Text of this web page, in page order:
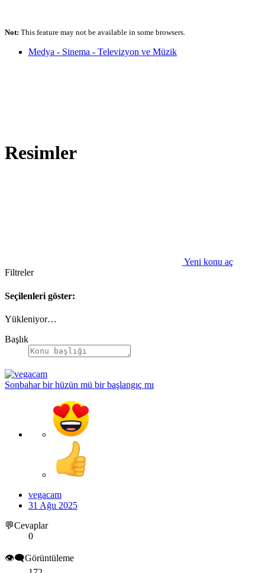
Not: This feature may not be available in some browsers.
Medya - Sinema - Televizyon ve Müzik
Resimler
Yeni konu aç
Filtreler
Seçilenleri göster:
Yükleniyor…
Başlık
Sonbahar bir hüzün mü bir başlangıç mı
vegacam
31 Ağu 2025
💬Cevaplar
0
👁️‍🗨️Görüntüleme